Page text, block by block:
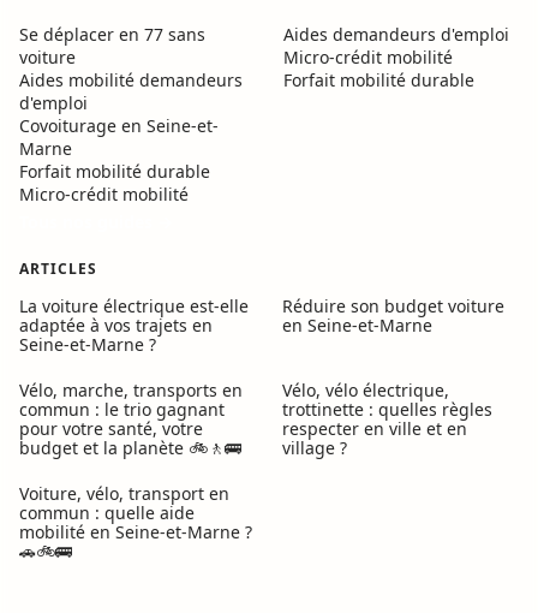
Se déplacer en 77 sans
voiture
Aides mobilité demandeurs
d'emploi
Covoiturage en Seine-et-
Marne
Forfait mobilité durable
Micro-crédit mobilité
Aides demandeurs d'emploi
Micro-crédit mobilité
Forfait mobilité durable
ARTICLES
La voiture électrique est-elle
adaptée à vos trajets en
Seine-et-Marne ?
Réduire son budget voiture
en Seine-et-Marne
Vélo, marche, transports en
commun : le trio gagnant
pour votre santé, votre
budget et la planète 🚲🚶🚌
Vélo, vélo électrique,
trottinette : quelles règles
respecter en ville et en
village ?
Voiture, vélo, transport en
commun : quelle aide
mobilité en Seine-et-Marne ?
🚗🚲🚌